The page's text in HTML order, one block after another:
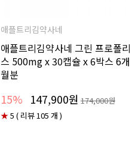
애플트리김약사네
애플트리김약사네 그린 프로폴리
스 500mg x 30캡슐 x 6박스 6개
월분
15% 147,900원 174,000원
★5 ( 리뷰 105 개 )